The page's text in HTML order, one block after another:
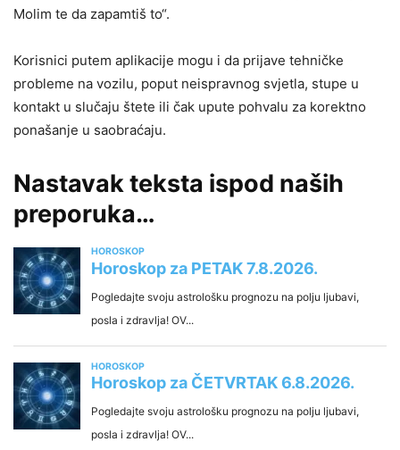
Molim te da zapamtiš to“.
Korisnici putem aplikacije mogu i da prijave tehničke
probleme na vozilu, poput neispravnog svjetla, stupe u
kontakt u slučaju štete ili čak upute pohvalu za korektno
ponašanje u saobraćaju.
Nastavak teksta ispod naših
preporuka…